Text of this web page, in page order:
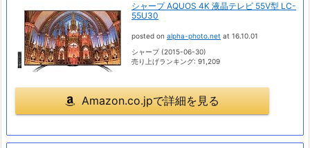
シャープ AQUOS 4K 液晶テレビ 55V型 LC-
55U30
posted on alpha-photo.net at 16.10.01
シャープ (2015-06-30)
売り上げランキング: 91,209
Amazon.co.jpで詳細を見る